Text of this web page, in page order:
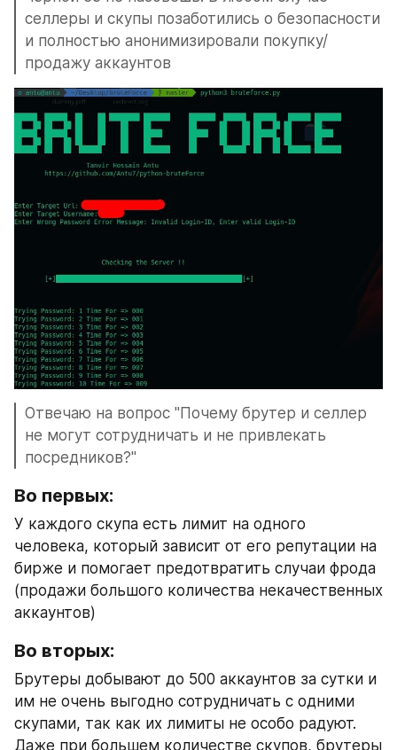
селлеры и скупы позаботились о безопасности
и полностью анонимизировали покупку/
продажу аккаунтов
Отвечаю на вопрос "Почему брутер и селлер
не могут сотрудничать и не привлекать
посредников?"
Во первых:
У каждого скупа есть лимит на одного
человека, который зависит от его репутации на
бирже и помогает предотвратить случаи фрода
(продажи большого количества некачественных
аккаунтов)
Во вторых:
Брутеры добывают до 500 аккаунтов за сутки и
им не очень выгодно сотрудничать с одними
скупами, так как их лимиты не особо радуют.
Даже при большем количестве скупов, брутеры